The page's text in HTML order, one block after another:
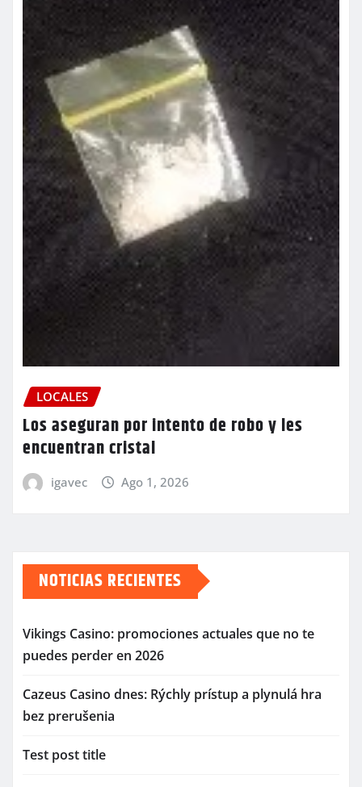
LOCALES
Los aseguran por intento de robo y les
encuentran cristal
igavec Ago 1, 2026
NOTICIAS RECIENTES
Vikings Casino: promociones actuales que no te
puedes perder en 2026
Cazeus Casino dnes: Rýchly prístup a plynulá hra
bez prerušenia
Test post title